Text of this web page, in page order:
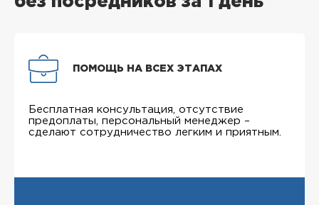
ПОМОЩЬ НА ВСЕХ ЭТАПАХ
Бесплатная консультация, отсутствие
предоплаты, персональный менеджер –
сделают сотрудничество легким и приятным.